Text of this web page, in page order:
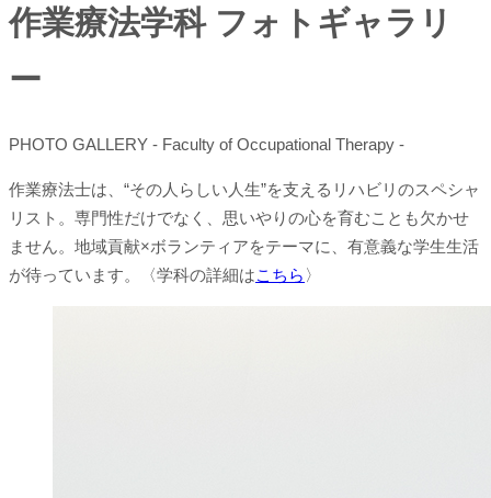
作業療法学科 フォトギャラリ
ー
PHOTO GALLERY - Faculty of Occupational Therapy -
作業療法士は、“その人らしい人生”を支えるリハビリのスペシャ
リスト。専門性だけでなく、思いやりの心を育むことも欠かせ
ません。地域貢献×ボランティアをテーマに、有意義な学生生活
が待っています。〈学科の詳細はこちら 〉